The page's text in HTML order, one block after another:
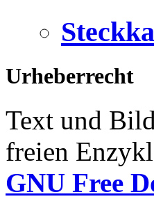
Urheberrecht
Text und
freien
GNU Free